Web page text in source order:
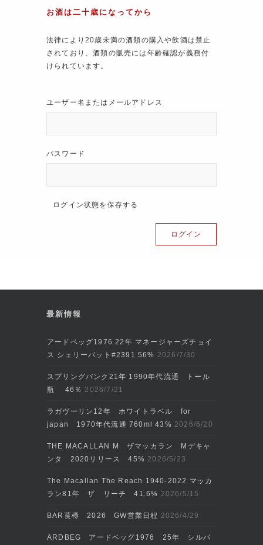
お酒は二十歳になってから
法律により20歳未満の酒類の購入や飲酒は禁止
されており、酒類の販売には年齢確認が義務付
けられています。
ユーザー名またはメールアドレス
パスワード
ログイン状態を保存する
最新情報
アードベッグ1976 22年 マネージャーズチョイ
ス シェリーバット#2391 56% 2026/7/30
スプリングバンク21年 1990年代流通 トール
瓶 46％ 2026/7/21
ラガヴーリン12年 ホワイトラベル for
japan 1970年代流通 760ml 43% 2026/6/20
THE MACALLAN M ザマッカラン Mデキャ
ンタ 2020リリース 45% 2026/5/23
The Macallan The Reach 1940-2022 マッカ
ラン81年 ザ リーチ 41.6% 2026/5/15
BAR莨樽 2026 GW営業日程 2026/4/29
ARDBEG アードベッグ1976 25年 シルバ